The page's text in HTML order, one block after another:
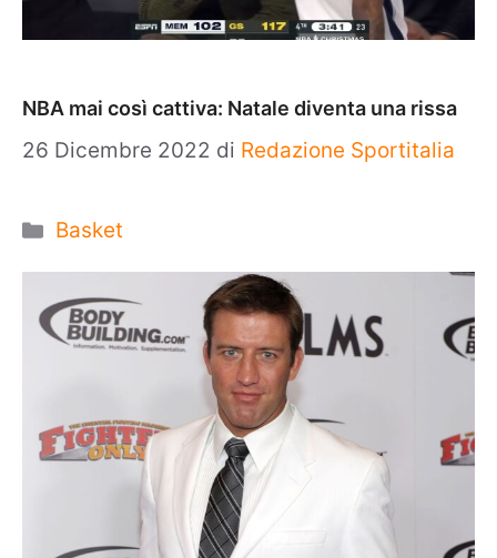
NBA mai così cattiva: Natale diventa una rissa
26 Dicembre 2022 di Redazione Sportitalia
Categorie
Basket